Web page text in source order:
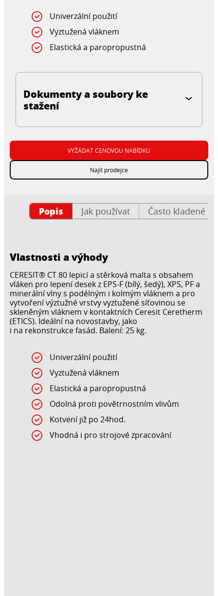
Univerzální použití
Vyztužená vláknem
Elastická a paropropustná
Dokumenty a soubory ke
stažení
VYŽÁDAT CENOVOU NABÍDKU
Najít prodejce
Popis Jak používat Často kladené
Vlastnosti a výhody
CERESIT® CT 80 lepicí a stěrková malta s obsahem
vláken pro lepení desek z EPS-F (bílý, šedý), XPS, PF a
minerální vlny s podélným i kolmým vláknem a pro
vytvoření výztužné vrstvy vyztužené síťovinou se
skleněným vláknem v kontaktních Ceresit Ceretherm
(ETICS). Ideální na novostavby, jako
i na rekonstrukce fasád. Balení: 25 kg.
Univerzální použití
Vyztužená vláknem
Elastická a paropropustná
Odolná proti povětrnostním vlivům
Kotvení již po 24hod.
Vhodná i pro strojové zpracování